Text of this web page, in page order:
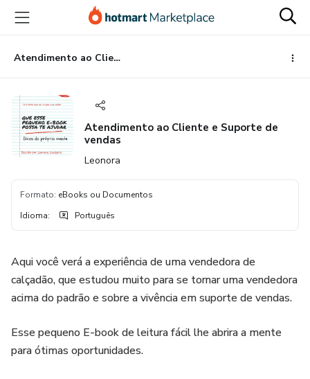
para
conteúdo
principal
para
pagamento
para
rodapé
Atendimento ao Cliente e Suporte de vendas
Atendimento ao Cliente e Suporte de
vendas
Leonora
Formato: eBooks ou Documentos
Idioma: Português
Aqui você verá a experiência de uma vendedora de
calçadão, que estudou muito para se tornar uma vendedora
acima do padrão e sobre a vivência em suporte de vendas.
Esse pequeno E-book de leitura fácil lhe abrira a mente
para ótimas oportunidades.